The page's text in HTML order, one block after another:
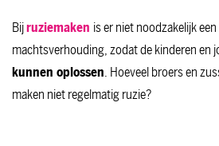
Bijruziemaken is er niet noodzakelijk
machtsverhouding, zodat de kinderen en
kunnen oplossen. Hoeveel broers en
maken niet regelmatig ruzie?